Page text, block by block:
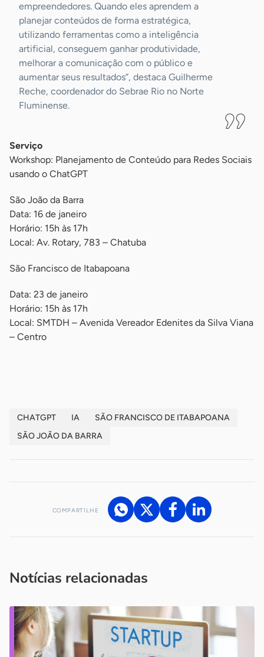
empreendedores. Quando eles aprendem a
planejar conteúdos de forma estratégica,
utilizando ferramentas como a inteligência
artificial, conseguem ganhar produtividade,
melhorar a comunicação com o público e
aumentar seus resultados”, destaca Guilherme
Reche, coordenador do Sebrae Rio no Norte
Fluminense.
Serviço
Workshop: Planejamento de Conteúdo para Redes Sociais
usando o ChatGPT
São João da Barra
Data: 16 de janeiro
Horário: 15h às 17h
Local: Av. Rotary, 783 – Chatuba
São Francisco de Itabapoana
Data: 23 de janeiro
Horário: 15h às 17h
Local: SMTDH – Avenida Vereador Edenites da Silva Viana
– Centro
CHATGPT IA
SÃO FRANCISCO DE ITABAPOANA
SÃO JOÃO DA BARRA
COMPARTILHE
Notícias relacionadas